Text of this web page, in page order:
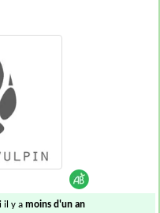
il y amoins d'un an